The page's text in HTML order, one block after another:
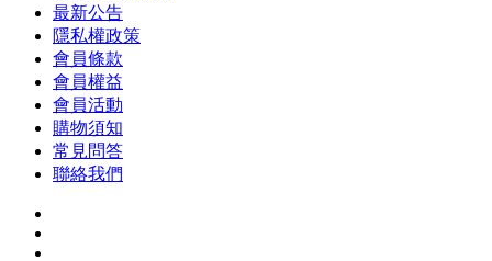
最新公告
隱私權政策
會員條款
會員權益
會員活動
購物須知
常見問答
聯絡我們